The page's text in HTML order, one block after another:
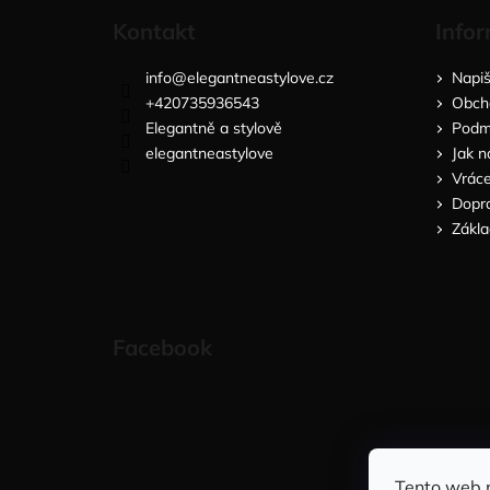
info@elegantneastylove.cz
+420735936543
Elegantně a stylově
elegantneastylove
Jak